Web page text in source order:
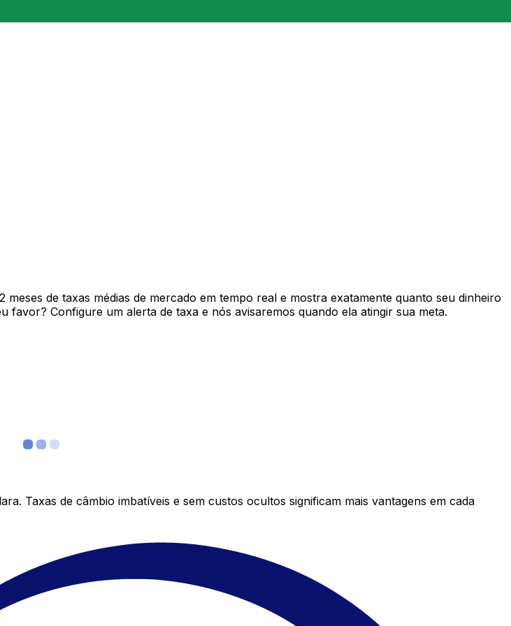
de taxas médias de mercado em tempo real e mostra exatamente quanto seu dinheiro
Configure um alerta de taxa e nós avisaremos quando ela atingir sua meta.
Taxas de câmbio imbatíveis e sem custos ocultos significam mais vantagens em cada